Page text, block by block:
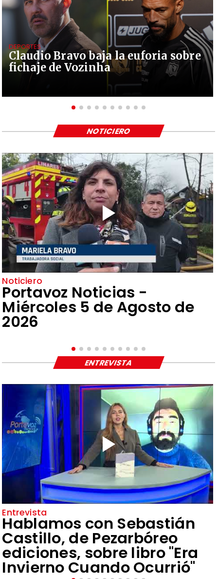
Claudio Bravo baja la euforia sobre
fichaje de Vozinha
DEPORTES
Noticiero
Portavoz Noticias -
Miércoles 5 de Agosto de
2026
NOTICIERO
Entrevista
Hablamos con Sebastián
Castillo, de Pezarbóreo
ediciones, sobre libro "Era
Invierno Cuando Ocurrió"
ENTREVISTA